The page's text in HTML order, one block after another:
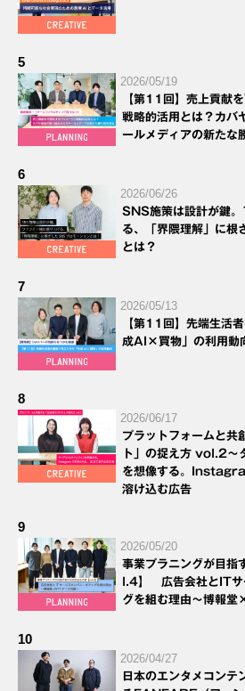
5
2026/05/19
【第11回】売上貢献
戦略的活用とは？カバ
ールメディアの新たな
6
2026/06/26
SNS施策は設計が鍵。
る、「界隈理解」に根
とは？
7
2026/05/13
【第11回】先端生活
成AI×買物」の利用動
8
2026/06/17
プラットフォームと共
ト」の捉え方 vol.2～
を想像する。
溶け込む広告
9
2026/05/20
事業プラニングが目指
l.4】 広告会社とITサ
グを組む理由～博報
10
2026/04/27
日本のエンタメコンテ